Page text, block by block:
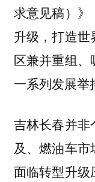
求意见稿）》
升级，打造
区兼并重组
一系列发展举
吉林长春并非
及、燃油车
面临转型升